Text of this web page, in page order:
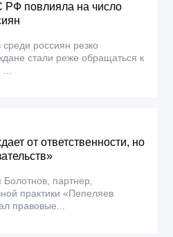
РФ повлияла на число
россиян резко
стали реже обращаться к
от ответственности, но
партнер,
практики «Пепеляев
правовые...